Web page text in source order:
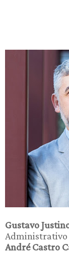
Gustavo
Administrativo
André Castro